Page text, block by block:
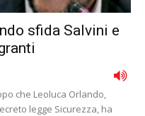
sfida Salvini e
che Leoluca Orlando,
legge Sicurezza, ha